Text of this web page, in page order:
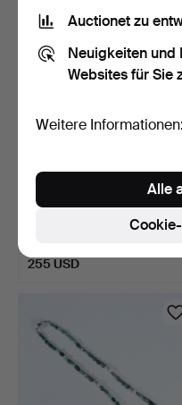
Süßwasserzuchtperlen-
Collier mit Koralle.
255 USD
Auctionet zu
Neuigkeiten und
Websites für Sie
Weitere Informationen:
Alle